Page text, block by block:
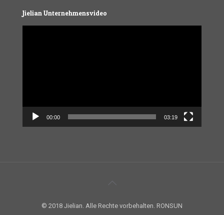
Jielian Unternehmensvideo
00:00 03:19
© 2018 Jielian. Alle Rechte vorbehalten. RONSUN